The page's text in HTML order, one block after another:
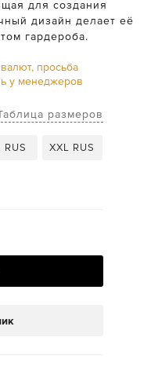
для создания
дизайн делает её
гардероба.
просьба
у менеджеров
размеров
RUS XXL RUS